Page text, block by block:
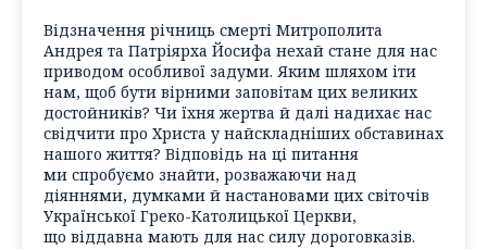
Відзначення річниць смерті Митрополита
Андрея та Патріярха Йосифа нехай стане для нас
приводом особливої задуми. Яким шляхом іти
нам, щоб бути вірними заповітам цих великих
достойників? Чи їхня жертва й далі надихає нас
свідчити про Христа у найскладніших обставинах
нашого життя? Відповідь на ці питання
ми спробуємо знайти, розважаючи над
діяннями, думками й настановами цих світочів
Української Греко-Католицької Церкви,
що віддавна мають для нас силу дороговказів.